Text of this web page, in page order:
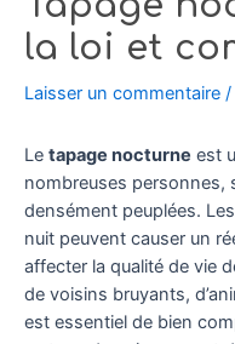
la loi et
Laisser un commentaire /
Le tapage nocturne est
nombreuses personnes,
densément peuplées.
nuit peuvent causer un
affecter la qualité de vie
de voisins bruyants,
est essentiel de bien